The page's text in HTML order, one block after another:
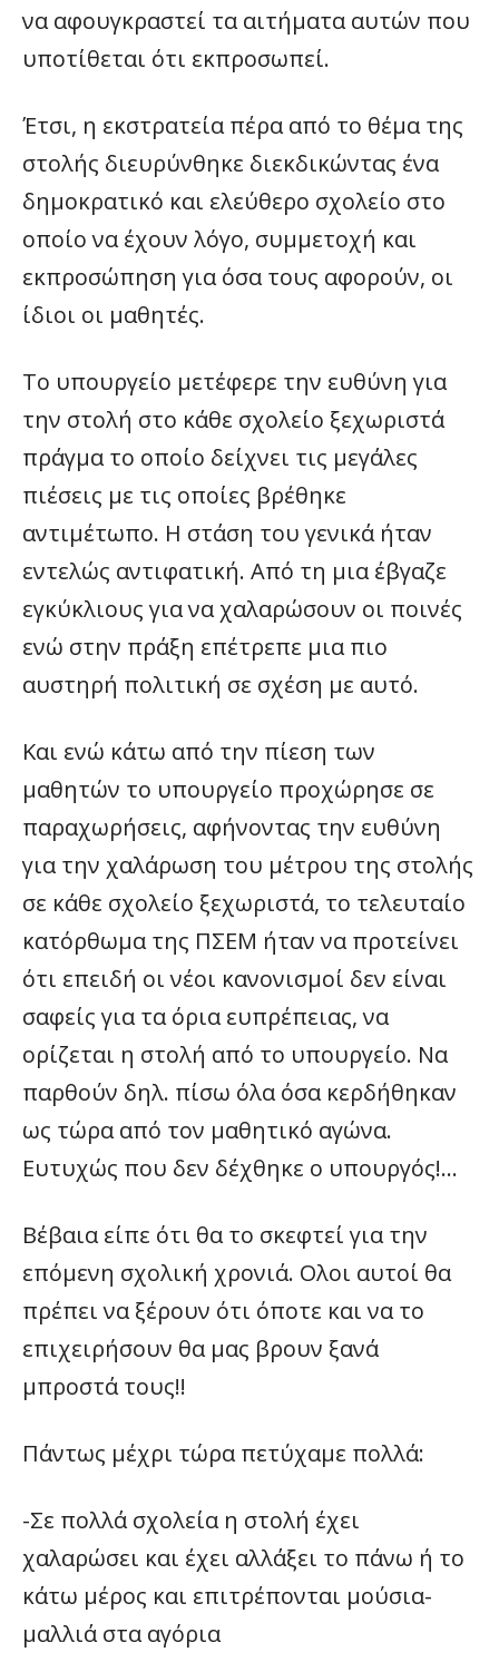
να αφουγκραστεί τα αιτήματα αυτών που
υποτίθεται ότι εκπροσωπεί.
Έτσι, η εκστρατεία πέρα από το θέμα της
στολής διευρύνθηκε διεκδικώντας ένα
δημοκρατικό και ελεύθερο σχολείο στο
οποίο να έχουν λόγο, συμμετοχή και
εκπροσώπηση για όσα τους αφορούν, οι
ίδιοι οι μαθητές.
Το υπουργείο μετέφερε την ευθύνη για
την στολή στο κάθε σχολείο ξεχωριστά
πράγμα το οποίο δείχνει τις μεγάλες
πιέσεις με τις οποίες βρέθηκε
αντιμέτωπο. Η στάση του γενικά ήταν
εντελώς αντιφατική. Από τη μια έβγαζε
εγκύκλιους για να χαλαρώσουν οι ποινές
ενώ στην πράξη επέτρεπε μια πιο
αυστηρή πολιτική σε σχέση με αυτό.
Και ενώ κάτω από την πίεση των
μαθητών το υπουργείο προχώρησε σε
παραχωρήσεις, αφήνοντας την ευθύνη
για την χαλάρωση του μέτρου της στολής
σε κάθε σχολείο ξεχωριστά, το τελευταίο
κατόρθωμα της ΠΣΕΜ ήταν να προτείνει
ότι επειδή οι νέοι κανονισμοί δεν είναι
σαφείς για τα όρια ευπρέπειας, να
ορίζεται η στολή από το υπουργείο. Να
παρθούν δηλ. πίσω όλα όσα κερδήθηκαν
ως τώρα από τον μαθητικό αγώνα.
Ευτυχώς που δεν δέχθηκε ο υπουργός!…
Βέβαια είπε ότι θα το σκεφτεί για την
επόμενη σχολική χρονιά. Ολοι αυτοί θα
πρέπει να ξέρουν ότι όποτε και να το
επιχειρήσουν θα μας βρουν ξανά
μπροστά τους!!
Πάντως μέχρι τώρα πετύχαμε πολλά:
-Σε πολλά σχολεία η στολή έχει
χαλαρώσει και έχει αλλάξει το πάνω ή το
κάτω μέρος και επιτρέπονται μούσια-
μαλλιά στα αγόρια